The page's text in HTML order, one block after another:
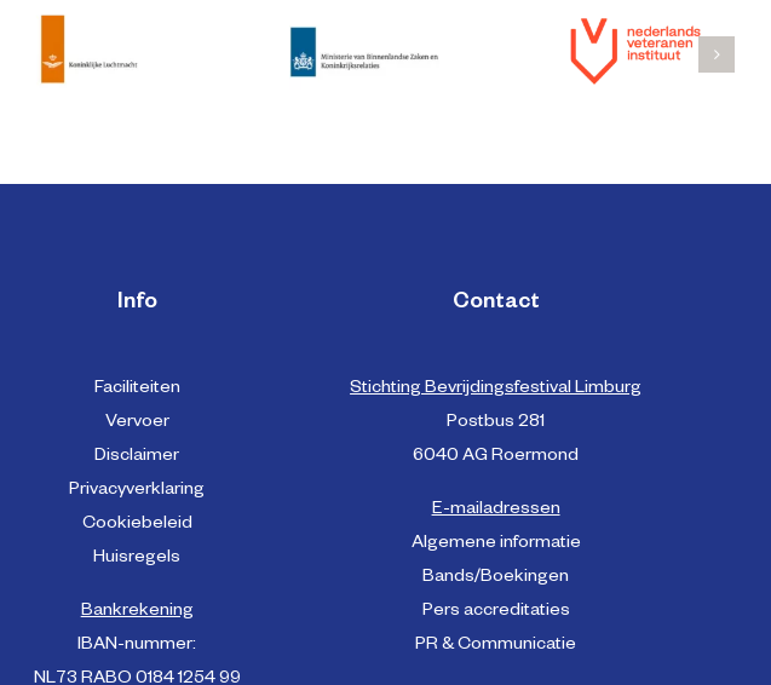
Info
Faciliteiten
Vervoer
Disclaimer
Privacyverklaring
Cookiebeleid
Huisregels
Bankrekening
IBAN-nummer:
NL73 RABO 0184 1254 99
Contact
Stichting Bevrijdingsfestival Limburg
Postbus 281
6040 AG Roermond
E-mailadressen
Algemene informatie
Bands/Boekingen
Pers accreditaties
PR & Communicatie